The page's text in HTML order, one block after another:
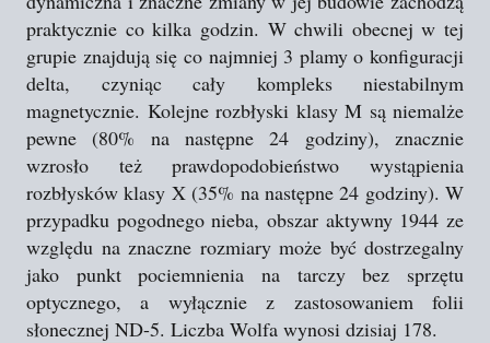
praktycznie co kilka godzin. W chwili obecnej w tej
grupie znajdują się co najmniej 3 plamy o konfiguracji
delta, czyniąc cały kompleks niestabilnym
magnetycznie. Kolejne rozbłyski klasy M są niemalże
pewne (80% na następne 24 godziny), znacznie
wzrosło też prawdopodobieństwo wystąpienia
rozbłysków klasy X (35% na następne 24 godziny). W
przypadku pogodnego nieba, obszar aktywny 1944 ze
względu na znaczne rozmiary może być dostrzegalny
jako punkt pociemnienia na tarczy bez sprzętu
optycznego, a wyłącznie z zastosowaniem folii
słonecznej ND-5. Liczba Wolfa wynosi dzisiaj 178.